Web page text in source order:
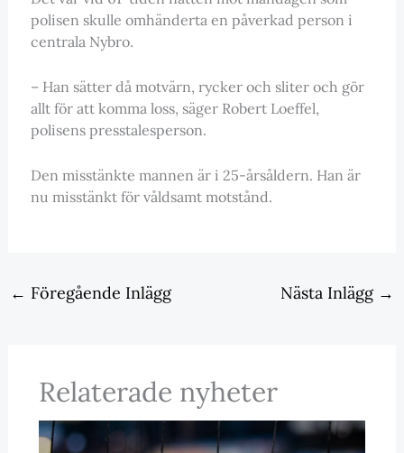
polisen skulle omhänderta en påverkad person i
centrala Nybro.
– Han sätter då motvärn, rycker och sliter och gör
allt för att komma loss, säger Robert Loeffel,
polisens presstalesperson.
Den misstänkte mannen är i 25-årsåldern. Han är
nu misstänkt för våldsamt motstånd.
← Föregående Inlägg Nästa Inlägg →
Relaterade nyheter